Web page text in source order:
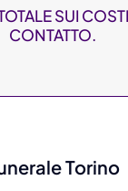
SUI
CONTATTO.
Torino